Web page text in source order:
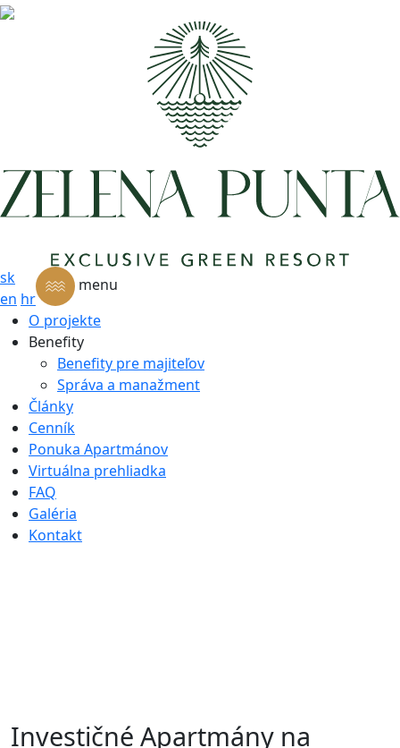
sk
en hr
menu
O projekte
Benefity
Benefity pre majiteľov
Správa a manažment
Články
Cenník
Ponuka Apartmánov
Virtuálna prehliadka
FAQ
Galéria
Kontakt
Investičné Apartmány na